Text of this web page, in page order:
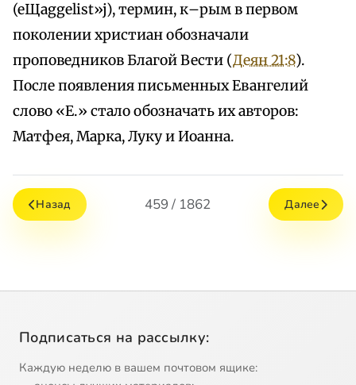
(eЩaggelist»j), термин, к–рым в первом
поколении христиан обозначали
проповедников Благой Вести (Деян 21:8).
После появления письменных Евангелий
слово «Е.» стало обозначать их авторов:
Матфея, Марка, Луку и Иоанна.
Назад 459 / 1862 Далее
Подписаться на рассылку:
Каждую неделю в вашем почтовом ящике: